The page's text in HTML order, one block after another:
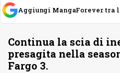
Aggiungi MangaForever tra
Continua la scia di
presagita nella
Fargo 3.